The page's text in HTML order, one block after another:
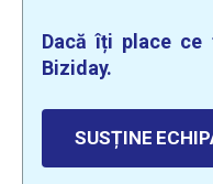
Dacă îți place ce
Biziday.
SUSȚINE